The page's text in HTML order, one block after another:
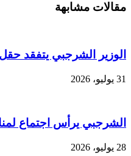
مقالات مشابهة
الوزير الشرجبي يتفقد
31 يوليو، 2026
الشرجبي يرأس اجتماع
28 يوليو، 2026